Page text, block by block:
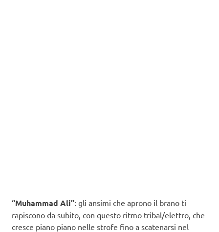
“Muhammad Ali”: gli ansimi che aprono il brano ti
rapiscono da subito, con questo ritmo tribal/elettro, che
cresce piano piano nelle strofe fino a scatenarsi nel